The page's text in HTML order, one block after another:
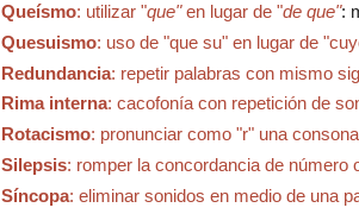
Queísmo: utilizar "que"en lugar de "de que":
Quesuismo: uso de "que su" en lugar de
Redundancia: repetir palabras con mismo
Rima interna: cacofonía con repetición de
Rotacismo: pronunciar como "r" una
Silepsis: romper la concordancia de número
Síncopa: eliminar sonidos en medio de una